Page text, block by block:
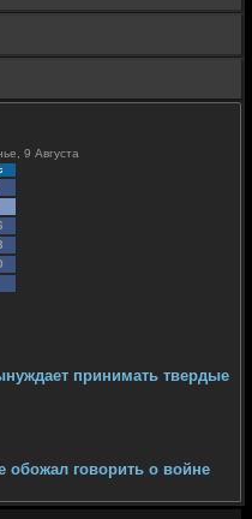
9 Августа
принимать твердые
обожал говорить о войне